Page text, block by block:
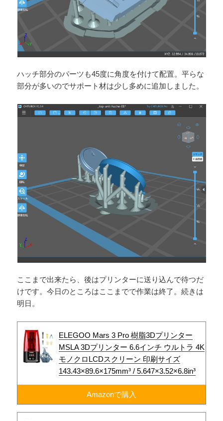
ハッチ部分のパーツも45度に角度を付けて配置。平らな
部分が多いのでサポート材は少し多めに追加しました。
ここまで出来たら、後はプリンターに送り込んで待つだ
けです。今日のところはここまでで作業は終了。続きは
明日。
ELEGOO Mars 3 Pro 樹脂3Dプリンター
MSLA 3Dプリンター 6.6インチ ウルトラ 4K
モノクロLCDスクリーン 印刷サイズ
143.43×89.6×175mm³ / 5.647×3.52×6.8in³
Amazonで購入